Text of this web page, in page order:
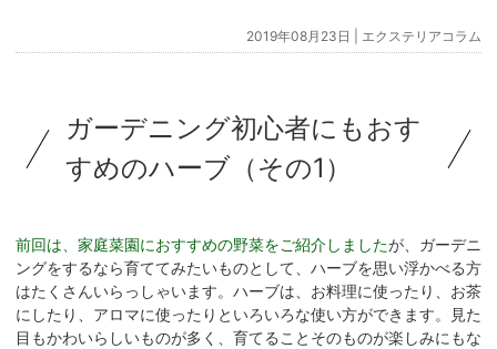
2019年08月23日 | エクステリアコラム
ガーデニング初心者にもおす
すめのハーブ（その1）
前回は、家庭菜園におすすめの野菜をご紹介しましたが、ガーデニ
ングをするなら育ててみたいものとして、ハーブを思い浮かべる方
はたくさんいらっしゃいます。ハーブは、お料理に使ったり、お茶
にしたり、アロマに使ったりといろいろな使い方ができます。見た
目もかわいらしいものが多く、育てることそのものが楽しみにもな